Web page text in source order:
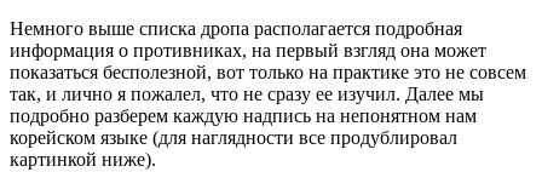
Немного выше списка дропа располагается подробная
информация о противниках, на первый взгляд она может
показаться бесполезной, вот только на практике это не совсем
так, и лично я пожалел, что не сразу ее изучил. Далее мы
подробно разберем каждую надпись на непонятном нам
корейском языке (для наглядности все продублировал
картинкой ниже).